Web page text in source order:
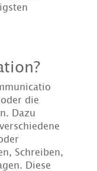
die
Dazu
Schreiben,
Diese